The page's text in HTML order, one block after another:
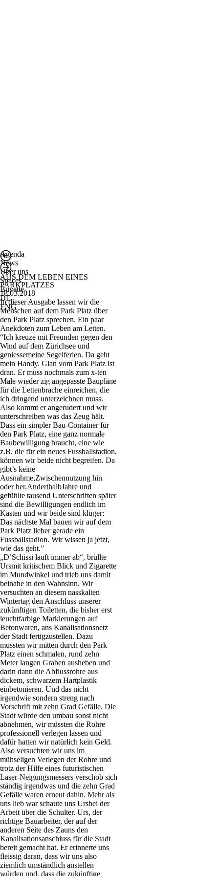
Agenda
News
Über uns
Spaces
Buvette
DE
ENG
AUS DEM LEBEN EINES
PARKPLATZES
18.03.2018
In dieser Ausgabe lassen wir die
Menschen auf dem Park Platz über
den Park Platz sprechen. Ein paar
Anekdoten zum Leben am Letten.
“Ich kreuze mit Freunden gegen den
Wind auf dem Zürichsee und
geniessemeine Segelferien. Da geht
mein Handy. Gian vom Park Platz ist
dran. Er muss nochmals zum x-ten
Male wieder zig angepasste Baupläne
für die Lettenbrache einreichen, die
ich dringend unterzeichnen muss.
Also kommt er angerudert und wir
unterschreiben was das Zeug hält.
Dass ein simpler Bau-Container für
den Park Platz, eine ganz normale
Baubewilligung braucht, eine wie
z.B. die für ein neues Fussballstadion,
können wir beide nicht begreifen. Da
gibt’s keine
Ausnahme,Zwischennutzung hin
oder her.AnderthalbJahre und
gefühlte tausend Unterschriften später
sind die Bewilligungen endlich im
Kasten und wir beide sind klüger:
Das nächste Mal bauen wir auf dem
Park Platz lieber gerade ein
Fussballstadion. Wir wissen ja jetzt,
wie das geht.”
„D’Schissi lauft immer ab“, brüllte
Ursmit kritischem Blick und Zigarette
im Mundwinkel und trieb uns damit
beinahe in den Wahnsinn. Wir
versuchten an diesem nasskalten
Wintertag den Anschluss unserer
zukünftigen Toiletten, die bisher erst
leuchtfarbige Markierungen auf
Betonwaren, ans Kanalisationsnetz
der Stadt fertigzustellen. Dazu
mussten wir mitten durch den Park
Platz einen schmalen, rund zehn
Meter langen Graben ausheben und
darin dann die Abflussrohre aus
dickem, schwarzem Hartplastik
einbetonieren. Und das nicht
irgendwie sondern streng nach
Vorschrift mit zehn Grad Gefälle. Die
Stadt würde den umbau sonst nicht
abnehmen, wir müssten die Rohre
professionell verlegen lassen und
dafür hatten wir natürlich kein Geld.
Also versuchten wir uns im
mühseligen Verlegen der Rohre und
trotz der Hilfe eines futuristischen
Laser-Neigungsmessers verschob sich
ständig irgendwas und die zehn Grad
Gefälle waren erneut dahin. Mehr als
uns lieb war schaute uns Ursbei der
Arbeit über die Schulter. Urs, der
richtige Bauarbeiter, der auf der
anderen Seite des Zauns den
Kanalisationsanschluss für die Stadt
bereit gemacht hat. Er erinnerte uns
fleissig daran, dass wir uns also
ziemlich umständlich anstellen
würden und, dass die zukünftige